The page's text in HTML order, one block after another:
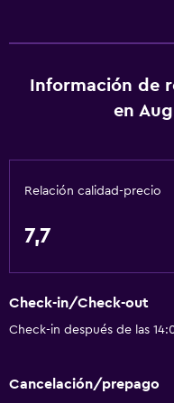
Información de
en
Relación calidad-precio
7,7
Check-in/Check-out
Check-in después de las
Cancelación/prepago